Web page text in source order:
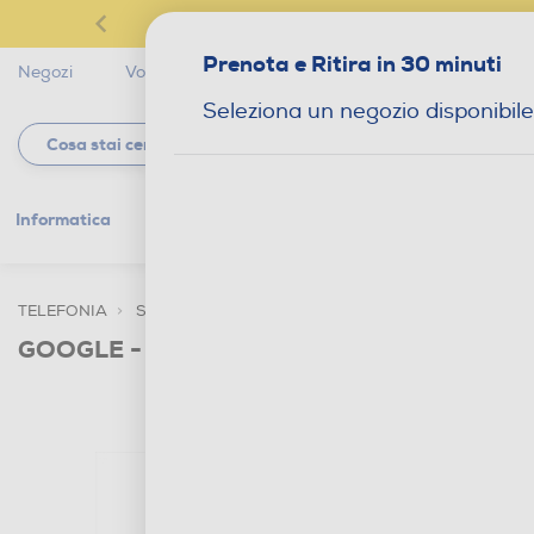
Negozi Volantini Servizi Star Club
Informatica
TELEFONIA SMARTPHONE E CELLULARI
GOOGLE - PIXEL 10 PRO 128GB-Nero
Prenota e Ritira in 30 minuti
Seleziona un negozio disponibile